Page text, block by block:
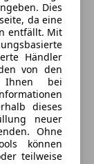
Dies
da eine
entfällt. Mit
Händler
von den
Ihnen bei
dieses
neuer
Ohne
können
teilweise